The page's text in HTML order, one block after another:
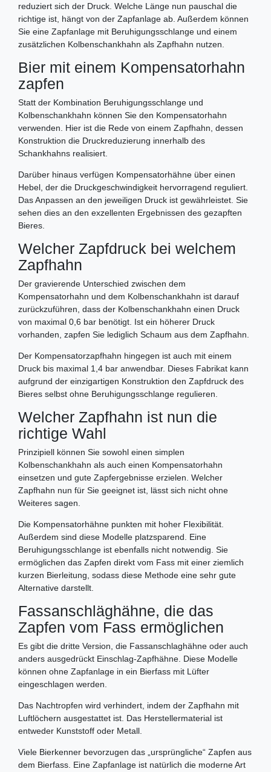
reduziert sich der Druck. Welche Länge nun pauschal die
richtige ist, hängt von der Zapfanlage ab. Außerdem können
Sie eine Zapfanlage mit Beruhigungsschlange und einem
zusätzlichen Kolbenschankhahn als Zapfhahn nutzen.
Bier mit einem Kompensatorhahn
zapfen
Statt der Kombination Beruhigungsschlange und
Kolbenschankhahn können Sie den Kompensatorhahn
verwenden. Hier ist die Rede von einem Zapfhahn, dessen
Konstruktion die Druckreduzierung innerhalb des
Schankhahns realisiert.
Darüber hinaus verfügen Kompensatorhähne über einen
Hebel, der die Druckgeschwindigkeit hervorragend reguliert.
Das Anpassen an den jeweiligen Druck ist gewährleistet. Sie
sehen dies an den exzellenten Ergebnissen des gezapften
Bieres.
Welcher Zapfdruck bei welchem
Zapfhahn
Der gravierende Unterschied zwischen dem
Kompensatorhahn und dem Kolbenschankhahn ist darauf
zurückzuführen, dass der Kolbenschankhahn einen Druck
von maximal 0,6 bar benötigt. Ist ein höherer Druck
vorhanden, zapfen Sie lediglich Schaum aus dem Zapfhahn.
Der Kompensatorzapfhahn hingegen ist auch mit einem
Druck bis maximal 1,4 bar anwendbar. Dieses Fabrikat kann
aufgrund der einzigartigen Konstruktion den Zapfdruck des
Bieres selbst ohne Beruhigungsschlange regulieren.
Welcher Zapfhahn ist nun die
richtige Wahl
Prinzipiell können Sie sowohl einen simplen
Kolbenschankhahn als auch einen Kompensatorhahn
einsetzen und gute Zapfergebnisse erzielen. Welcher
Zapfhahn nun für Sie geeignet ist, lässt sich nicht ohne
Weiteres sagen.
Die Kompensatorhähne punkten mit hoher Flexibilität.
Außerdem sind diese Modelle platzsparend. Eine
Beruhigungsschlange ist ebenfalls nicht notwendig. Sie
ermöglichen das Zapfen direkt vom Fass mit einer ziemlich
kurzen Bierleitung, sodass diese Methode eine sehr gute
Alternative darstellt.
Fassanschläghähne, die das
Zapfen vom Fass ermöglichen
Es gibt die dritte Version, die Fassanschlaghähne oder auch
anders ausgedrückt Einschlag-Zapfhähne. Diese Modelle
können ohne Zapfanlage in ein Bierfass mit Lüfter
eingeschlagen werden.
Das Nachtropfen wird verhindert, indem der Zapfhahn mit
Luftlöchern ausgestattet ist. Das Herstellermaterial ist
entweder Kunststoff oder Metall.
Viele Bierkenner bevorzugen das „ursprüngliche“ Zapfen aus
dem Bierfass. Eine Zapfanlage ist natürlich die moderne Art